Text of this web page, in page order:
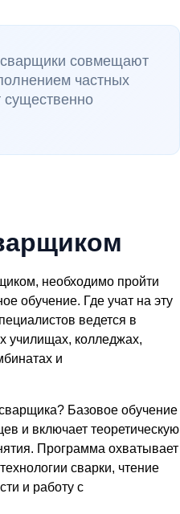
совмещают
частных
существенно
необходимо пройти
обучение. Где учат на эту
ведется в
училищах, колледжах,
и
Базовое обучение
и включает теоретическую
Программа охватывает
сварки, чтение
и работу с